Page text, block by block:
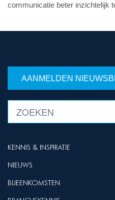
communicatie beter inzichtelijk
AANMELDEN
KENNIS & INSPIRATIE
NIEUWS
BIJEENKOMSTEN